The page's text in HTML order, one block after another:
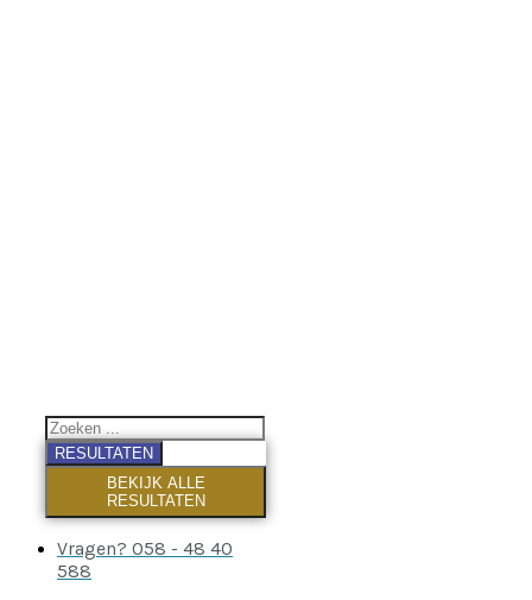
RESULTATEN
BEKIJK ALLE
RESULTATEN
Vragen? 058 - 48 40
588